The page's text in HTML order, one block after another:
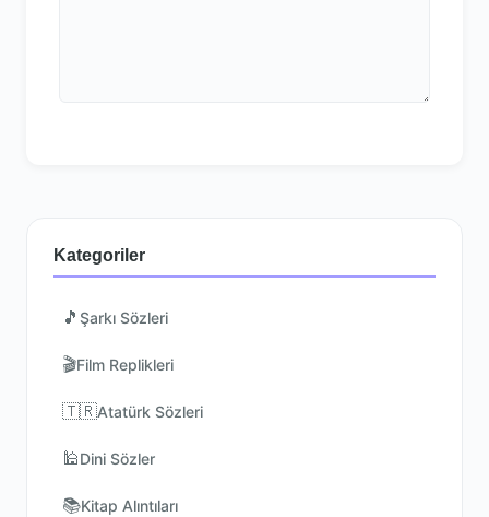
Kategoriler
🎵 Şarkı Sözleri
🎬Film Replikleri
🇹🇷Atatürk Sözleri
🕌Dini Sözler
📚Kitap Alıntıları